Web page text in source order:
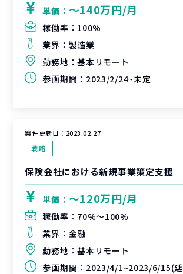
単価： 〜140万円/月
稼働率： 100%
業界： 製造業
勤務地：基本リモート
参画期間： 2023/2/24~未定
案件更新日： 2023.02.27
戦略
保険会社における新規事業策定支援
単価： 〜120万円/月
稼働率： 70%〜100%
業界： 金融
勤務地：基本リモート
参画期間： 2023/4/1~2023/6/15(延長可能性あり)